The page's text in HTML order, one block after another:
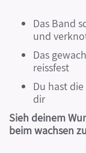
Das Band
und
Das
reissfest
Du hast
dir
Sieh deinem
beim wachsen